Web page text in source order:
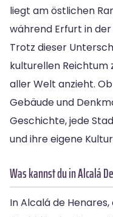
liegt am östlichen
während Erfurt in
Trotz dieser
kulturellen Reichtum
aller Welt anzieht.
Gebäude und
Geschichte, jede
und ihre eigene
Was kannst du in Alcalá
In Alcalá de